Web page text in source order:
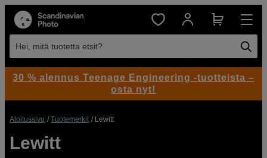
Hei, mitä tuotetta etsit?
Aloitussivu Tuotemerkit Lewitt
Lewitt
30 % alennus Teenage Engineering -tuotteista –
osta nyt!